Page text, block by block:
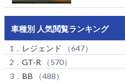
車種別 人気閲覧ランキング
1． レジェンド
（647）
2． GT-R（570）
3． BB （488）